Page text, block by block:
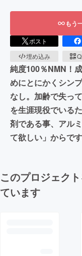
もう
ポスト
埋め込み
純度100％NMN！
めにとにかくシン
なし。加齢で失っ
を生涯現役でいる
剤である事、アル
て欲しい」からで
このプロジェク
ています